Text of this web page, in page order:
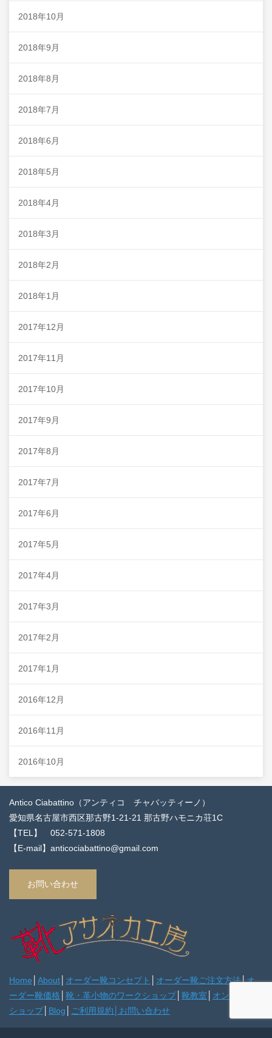
2018年10月
2018年9月
2018年8月
2018年7月
2018年6月
2018年5月
2018年4月
2018年3月
2018年2月
2018年1月
2017年12月
2017年11月
2017年10月
2017年9月
2017年8月
2017年7月
2017年6月
2017年5月
2017年4月
2017年3月
2017年2月
2017年1月
2016年12月
2016年11月
2016年10月
Antico Ciabattino（アンティコ チャバッティーノ）
愛知県名古屋市西区那古野1-21-21 那古野ハモニカ荘1C
【TEL】 052-571-1808
【E-mail】anticociabattino@gmail.com
お問い合わせ
Home About オーダー靴コンセプト オーダー靴ご注文方法│オ
ーダー靴価格
靴・革小物のワークショップ│ 靴教室
オンライン
ショップ│ Blog ご利用規約 お問い合わせ